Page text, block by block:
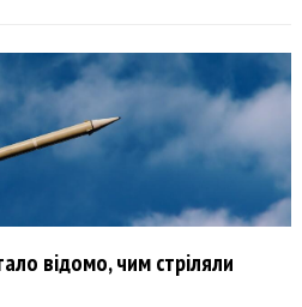
відомо, чим стріляли